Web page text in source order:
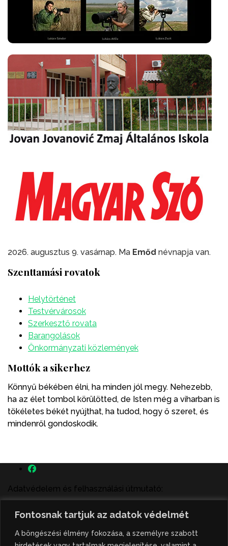
Fontosnak tartjuk az adatok védelmét
A böngészési élmény fokozása, a személyre szabott
2026. augusztus 9. vasárnap. Ma Emőd névnapja van.
Szenttamási rovatok
Helytörténet
Testvérvárosok
Szerkesztő rovata
Barangolások
Önkormányzati közlemények
Mottók a sikerhez
Könnyű békében élni, ha minden jól megy. Nehezebb,
ha az élet tombol körülötted, de Isten még a viharban is
tökéletes békét nyújthat, ha tudod, hogy ő szeret, és
mindenről gondoskodik.
Adatvédelem és felhasználási útmutató:
A szenttamás.rs magyar nyelvű internetes hírportálon
megjelenő szerzői írások, a híranyag és minden egyéb
tartalom a portált működtető Gion Nándor Kulturális